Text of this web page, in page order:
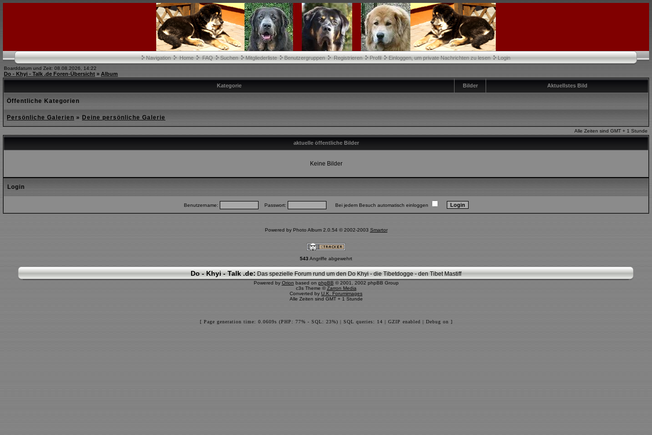
Navigation Home FAQ Suchen Mitgliederliste Benutzergruppen Registrieren Profil Einloggen, um private Nachrichten zu lesen Login
Boarddatum und Zeit: 08.08.2026, 14:22
Do - Khyi - Talk .de Foren-Übersicht » Album
Kategorie
Bilder Aktuellstes Bild
Öffentliche Kategorien
Persönliche Galerien » Deine persönliche Galerie
Alle Zeiten sind GMT + 1 Stunde
aktuelle öffentliche Bilder
Keine Bilder
Login
Benutzername: Passwort: Bei jedem Besuch automatisch einloggen
Powered by Photo Album 2.0.54 © 2002-2003 Smartor
543 Angriffe abgewehrt
Do - Khyi - Talk .de: Das spezielle Forum rund um den Do Khyi - die Tibetdogge - den Tibet Mastiff
Powered by Orion based on phpBB © 2001, 2002 phpBB Group
c3s Theme ©Zarron Media
Converted by U.K. Forumimages
Alle Zeiten sind GMT + 1 Stunde
[ Page generation time: 0.0609s (PHP: 77% - SQL: 23%) | SQL queries: 14 | GZIP enabled | Debug on ]